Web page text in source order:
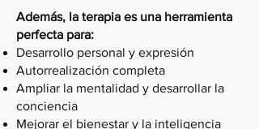
Además, la terapia es una herramienta
perfecta para:
Desarrollo personal y expresión
Autorrealización completa
Ampliar la mentalidad y desarrollar la
conciencia
Mejorar el bienestar y la inteligencia